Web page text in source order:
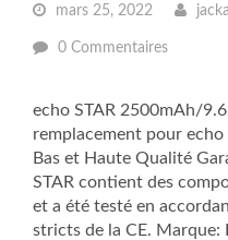
mars 25, 2022
0 Commentaires
echo STAR 2500mAh/
remplacement pour
Bas et Haute Qualité
STAR contient des
et a été testé en
stricts de la CE. Marque: